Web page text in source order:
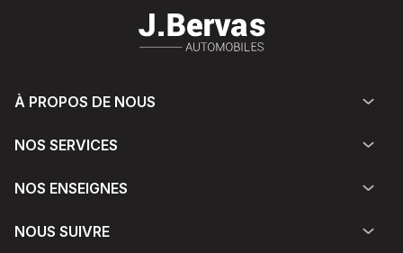
À PROPOS DE NOUS
NOS SERVICES
NOS ENSEIGNES
NOUS SUIVRE